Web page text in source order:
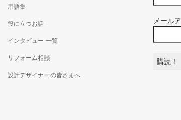
用語集
役に立つお話
インタビュー 一覧
リフォーム相談
設計デザイナーの皆さまへ
メール